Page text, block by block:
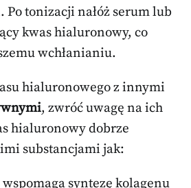
tonizacji nałóż serum lub
kwas hialuronowy, co
wchłanianiu.
hialuronowego z innymi
, zwróć uwagę na ich
hialuronowy dobrze
substancjami jak:
wspomaga syntezę kolagenu